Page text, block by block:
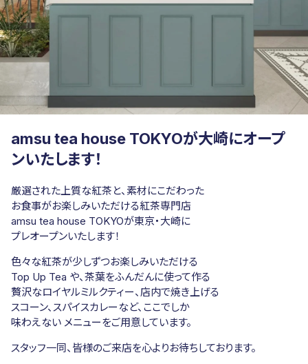
amsu tea house TOKYOが大崎にオープ
ンいたします！
厳選された上質な紅茶と、素材にこだわった
お食事がお楽しみいただける紅茶専門店
amsu tea house TOKYOが東京・大崎に
プレオープンいたします！
色々な紅茶が少しずつお楽しみいただける
Top Up Tea や、茶葉をふんだんに使って作る
贅沢なロイヤルミルクティー、店内で焼き上げる
スコーン、スパイスカレーなど、ここでしか
味わえない メニューをご用意しています。
スタッフ一同、皆様のご来店を心よりお待ちしております。